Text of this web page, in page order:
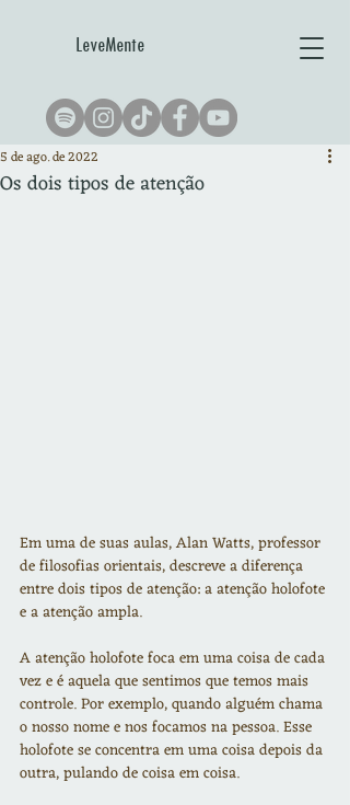
LeveMente
Os dois tipos de atenção
5 de ago. de 2022
Em uma de suas aulas, Alan Watts, professor
de filosofias orientais, descreve a diferença
entre dois tipos de atenção: a atenção holofote
e a atenção ampla.
A atenção holofote foca em uma coisa de cada
vez e é aquela que sentimos que temos mais
controle. Por exemplo, quando alguém chama
o nosso nome e nos focamos na pessoa. Esse
holofote se concentra em uma coisa depois da
outra, pulando de coisa em coisa.